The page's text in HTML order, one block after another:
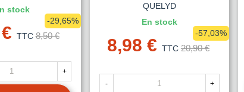
stock
TTC 8,50 €
-29,65%
+
QUELYD
En stock
8,98 € TTC 20,90 €
-57,03%
- +